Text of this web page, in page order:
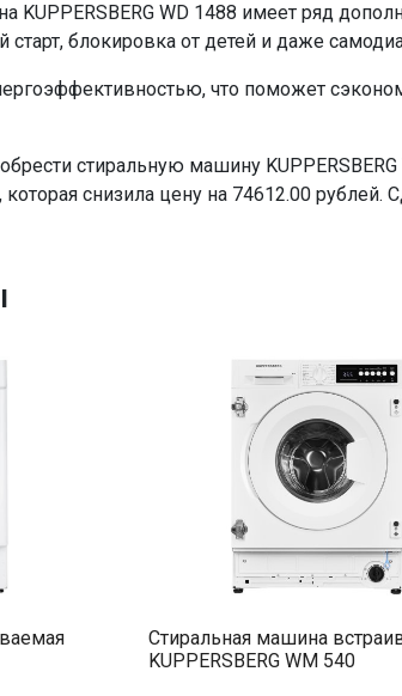
да
да
да
(ВхШхГ), см
82.5х60х58
KUPPERSBERG WD 1488 имеет ряд
блокировка от детей и даже
что поможет
стиральную машину
снизила цену на 74612.00 рублей.
Стиральная машина
KUPPERSBERG WM 540